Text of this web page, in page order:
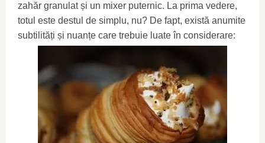
zahăr granulat și un mixer puternic. La prima vedere,
totul este destul de simplu, nu? De fapt, există anumite
subtilități și nuanțe care trebuie luate în considerare: